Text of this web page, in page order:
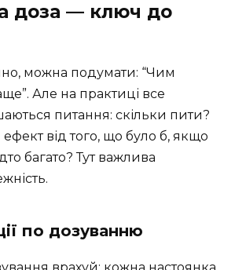
доза — ключ до
можна подумати: “Чим
Але на практиці все
питання: скільки пити?
від того, що було б, якщо
багато? Тут важлива
по дозуванню